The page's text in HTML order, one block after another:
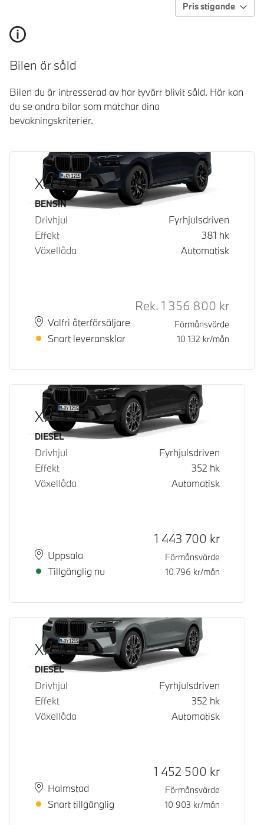
Pris stigande
Bilen är såld
Bilen du är intresserad av har tyvärr blivit såld. Här kan
du se andra bilar som matchar dina
bevakningskriterier.
X7 xDrive40i
Bränsle
BENSIN
Drivhjul
Fyrhjulsdriven
Effekt
381 hk
Växellåda
Automatisk
PlatsValfri återförsäljare
Leveranstid
Snart leveransklar
Rek.
Rek. 1 356 800 kr
Förmånsvärde
10 132 kr/mån
X7 xDrive40d
Bränsle
DIESEL
Drivhjul
Fyrhjulsdriven
Effekt
352 hk
Växellåda
Automatisk
PlatsUppsala
Leveranstid
Tillgänglig nu
Kontantpris
1 443 700 kr
Förmånsvärde
10 796 kr/mån
X7 xDrive40d
Bränsle
DIESEL
Drivhjul
Fyrhjulsdriven
Effekt
352 hk
Växellåda
Automatisk
PlatsHalmstad
Leveranstid
Snart tillgänglig
Kontantpris
1 452 500 kr
Förmånsvärde
10 903 kr/mån